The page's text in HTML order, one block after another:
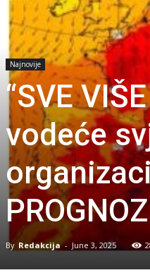
Najnovije
“SVE
vodeće
By Redakcija - June 3, 2025